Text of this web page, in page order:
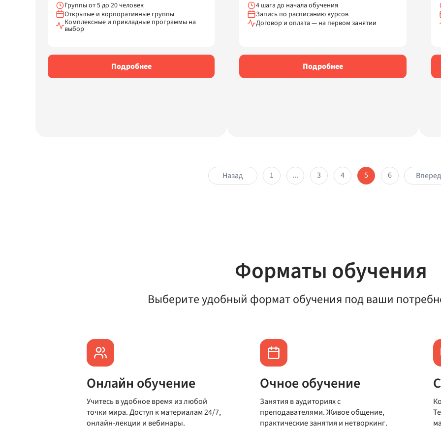
Группы от 5 до 20 человек
Открытые и корпоративные группы
Комплексные и прикладные программы на
выбор
Подробнее
4 шага до начала обучения
Запись по расписанию курсов
Договор и оплата — на первом занятии
Подробнее
Назад 1 ... 3 4 5 6 Вперед
Форматы обучения
Выберите удобный формат обучения под ваши
Онлайн обучение
Учитесь в удобное время из любой
точки мира. Доступ к материалам 24/7,
онлайн-лекции и вебинары.
Очное обучение
Занятия в аудиториях с
преподавателями. Живое общение,
практические занятия и нетворкинг.